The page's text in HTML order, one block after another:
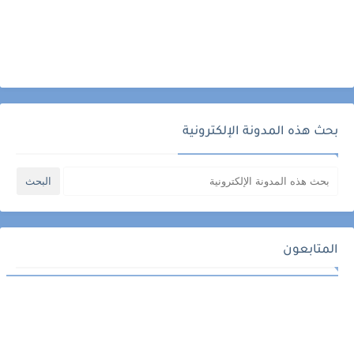
بحث هذه المدونة الإلكترونية
المتابعون